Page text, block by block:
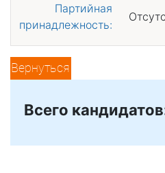
Партийная
принадлежность:
Вернуться
Всего